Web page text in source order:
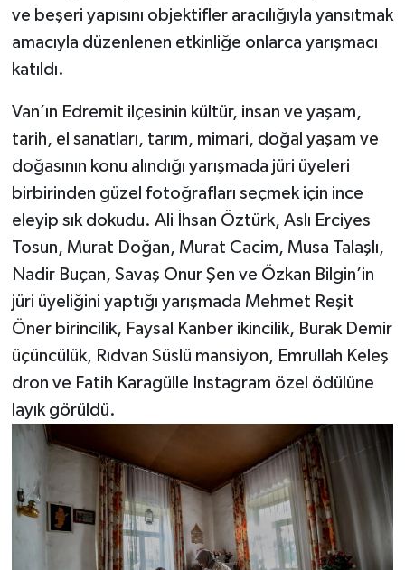
ve beşeri yapısını objektifler aracılığıyla yansıtmak
amacıyla düzenlenen etkinliğe onlarca yarışmacı
katıldı.
Van’ın Edremit ilçesinin kültür, insan ve yaşam,
tarih, el sanatları, tarım, mimari, doğal yaşam ve
doğasının konu alındığı yarışmada jüri üyeleri
birbirinden güzel fotoğrafları seçmek için ince
eleyip sık dokudu. Ali İhsan Öztürk, Aslı Erciyes
Tosun, Murat Doğan, Murat Cacim, Musa Talaşlı,
Nadir Buçan, Savaş Onur Şen ve Özkan Bilgin’in
jüri üyeliğini yaptığı yarışmada Mehmet Reşit
Öner birincilik, Faysal Kanber ikincilik, Burak Demir
üçüncülük, Rıdvan Süslü mansiyon, Emrullah Keleş
dron ve Fatih Karagülle Instagram özel ödülüne
layık görüldü.